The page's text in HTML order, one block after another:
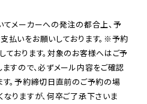
メーカーへの発注の都合上、予
払いをお願いしております。※予約
おります。対象のお客様へはご予
すので、必ずメール内容をご確認
す。予約締切日直前のご予約の場
りますが、何卒ご了承下さいま